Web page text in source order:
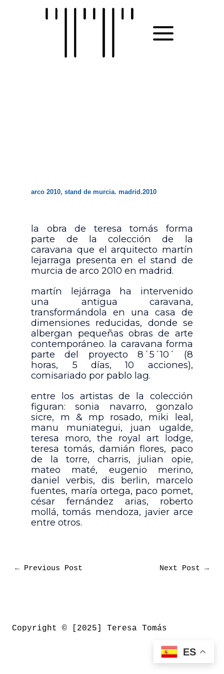
MAIN
MENU
arco 2010, stand de murcia. madrid.2010
la obra de teresa tomás forma
parte de la colección de la
caravana que el arquitecto martín
lejarraga presenta en el stand de
murcia de arco 2010 en madrid.
martín lejárraga ha intervenido
una antigua caravana,
transformándola en una casa de
dimensiones reducidas, donde se
albergan pequeñas obras de arte
contemporáneo. la caravana forma
parte del proyecto 8´5´10´ (8
horas, 5 días, 10 acciones),
comisariado por pablo lag.
entre los artistas de la colección
figuran: sonia navarro, gonzalo
sicre, m & mp rosado, miki leal,
manu muniategui, juan ugalde,
teresa moro, the royal art lodge,
teresa tomás, damián flores, paco
de la torre, charris, julian opie,
mateo maté, eugenio merino,
daniel verbis, dis berlin, marcelo
fuentes, maría ortega, paco pomet,
césar fernández arias, roberto
mollá, tomás mendoza, javier arce
entre otros.
←Previous Post Next Post→
Copyright © [2025] Teresa Tomás
ES